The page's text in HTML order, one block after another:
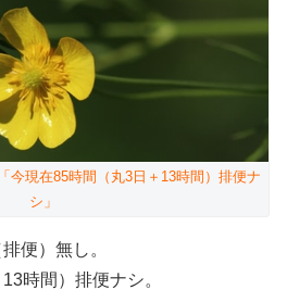
今現在85時間（丸3日＋13時間）排便ナ
シ」
便）無し。
時間）排便ナシ。